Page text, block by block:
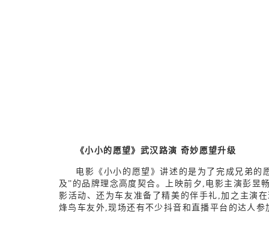
《小小的愿望》武汉路演 奇妙愿望升级
电影《小小的愿望》讲述的是为了完成兄弟
及”的品牌理念高度契合。上映前夕,电影主演彭昱
影活动、还为车友准备了精美的伴手礼,加之主演
烽鸟车友外,现场还有不少抖音和直播平台的达人